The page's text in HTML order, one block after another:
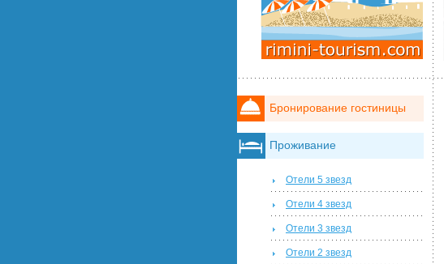
Бронирование гостиницы
Проживание
Отели 5 звезд
Отели 4 звезд
Отели 3 звезд
Отели 2 звезд